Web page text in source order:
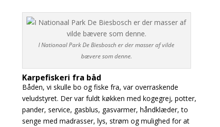
I Nationaal Park De Biesbosch er der masser af vilde
bævere som denne.
Karpefiskeri fra båd
Båden, vi skulle bo og fiske fra, var overraskende
veludstyret. Der var fuldt køkken med kogegrej, potter,
pander, service, gasblus, gasvarmer, håndklæder, to
senge med madrasser, lys, strøm og mulighed for at